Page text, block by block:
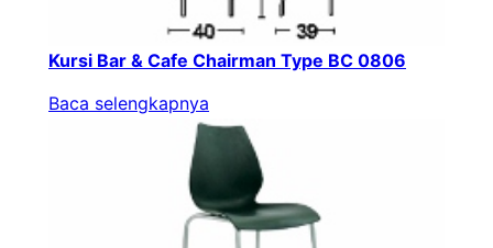
Kursi Bar & Cafe Chairman Type BC 0806
Baca selengkapnya